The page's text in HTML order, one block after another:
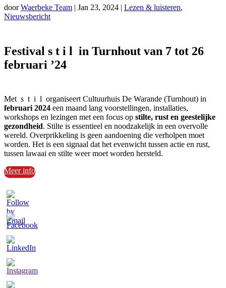
doorWaerbeke Team | Jan 23, 2024 | Lezen & luisteren,
Nieuwsbericht
Festival s t i l in Turnhout van 7 tot 26
februari ’24
Met s t i l organiseert Cultuurhuis De Warande (Turnhout) in
februari 2024 een maand lang voorstellingen, installaties,
workshops en lezingen met een focus op stilte, rust en geestelijke
gezondheid. Stilte is essentieel en noodzakelijk in een overvolle
wereld. Overprikkeling is geen aandoening die verholpen moet
worden. Het is een signaal dat het evenwicht tussen actie en rust,
tussen lawaai en stilte weer moet worden hersteld.
Meer info